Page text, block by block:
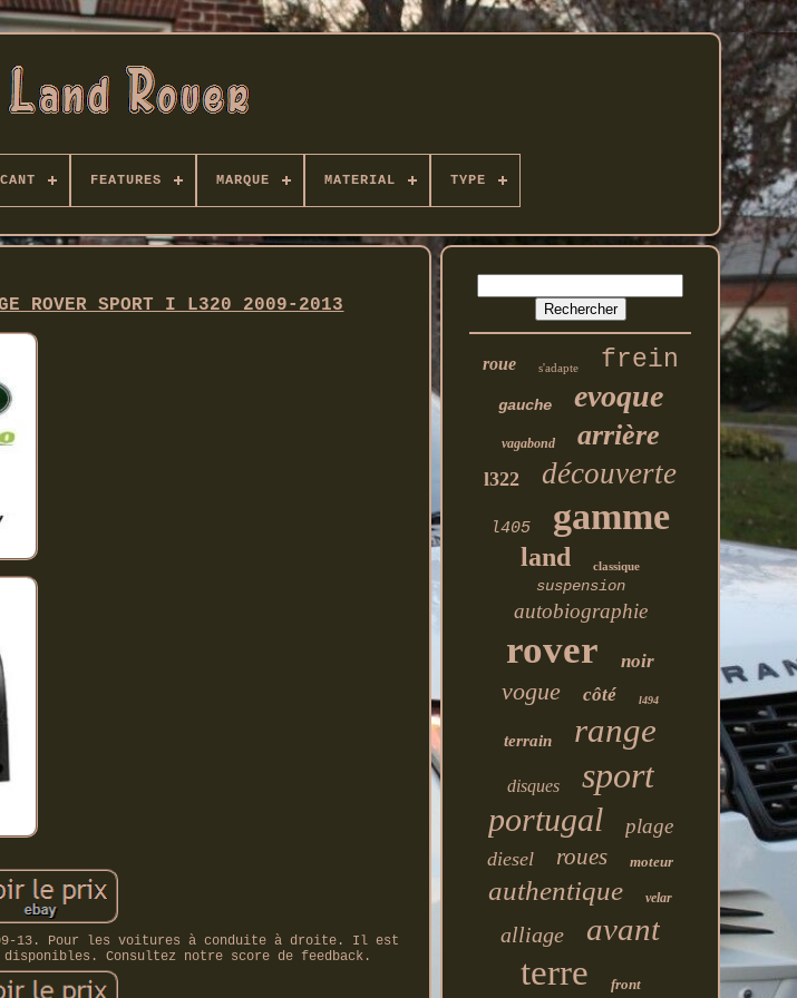
FEATURES MARQUE MATERIAL TYPE
ROVER SPORT I L320 2009-2013
I L320 2009-13. Pour les voitures à conduite à droite. Il est
Consultez notre score de feedback.
roue s'adapte frein
gauche evoque
vagabond arrière
l322 découverte
l405 gamme
land classique
suspension
autobiographie
rover noir
vogue côté l494
terrain range
disques sport
portugal plage
diesel roues moteur
authentique velar
alliage avant
terre front